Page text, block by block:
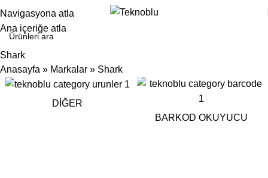
Navigasyona atla
Ana içeriğe atla
Shark
Anasayfa » Markalar » Shark
DIĞER
BARKOD OKUYUCU